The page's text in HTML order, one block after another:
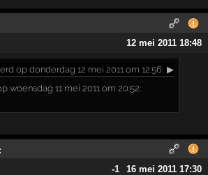
12 mei 2011 18:48
op donderdag 12 mei 2011 om 12:56: ▶
woensdag 11 mei 2011 om 20:52:
-1
16 mei 2011 17:30